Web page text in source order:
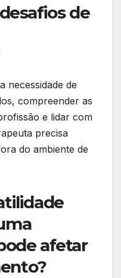
de
necessidade de
compreender as
e lidar com
precisa
do ambiente de
afetar